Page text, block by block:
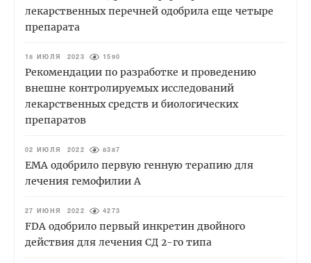
лекарственных перечней одобрила еще четыре
препарата
18 ИЮЛЯ 2023 1590
Рекомендации по разработке и проведению
внешне контролируемых исследований
лекарственных средств и биологических
препаратов
02 ИЮЛЯ 2022 8387
EMA одобрило первую генную терапию для
лечения гемофилии А
27 ИЮНЯ 2022 4273
FDA одобрило первый инкретин двойного
действия для лечения СД 2-го типа